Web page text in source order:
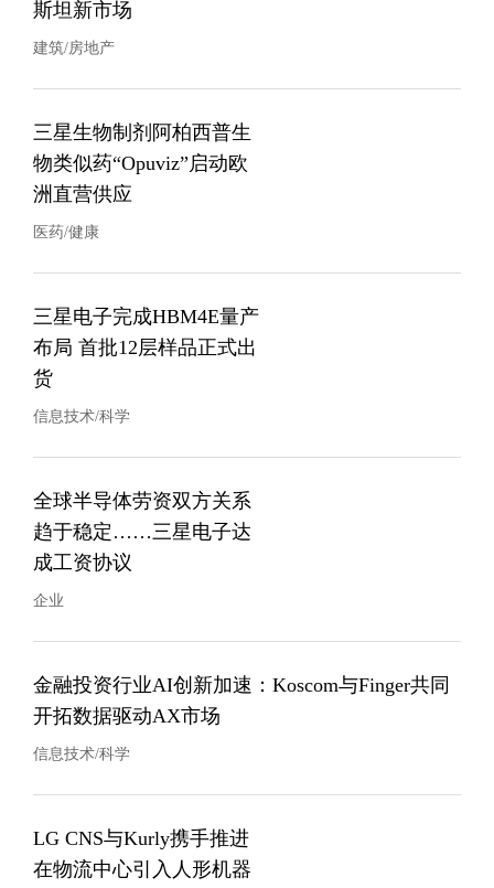
斯坦新市场
建筑/房地产
三星生物制剂阿柏西普生
物类似药“Opuviz”启动欧
洲直营供应
医药/健康
三星电子完成HBM4E量产
布局 首批12层样品正式出
货
信息技术/科学
全球半导体劳资双方关系
趋于稳定……三星电子达
成工资协议
企业
金融投资行业AI创新加速：Koscom与Finger共同
开拓数据驱动AX市场
信息技术/科学
LG CNS与Kurly携手推进
在物流中心引入人形机器